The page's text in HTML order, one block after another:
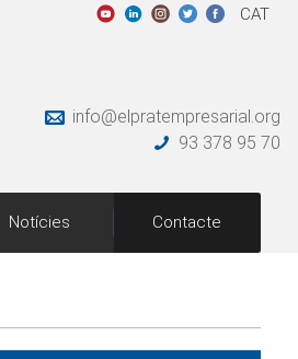
CAT
info@elpratempresarial.org
93 378 95 70
Notícies Contacte